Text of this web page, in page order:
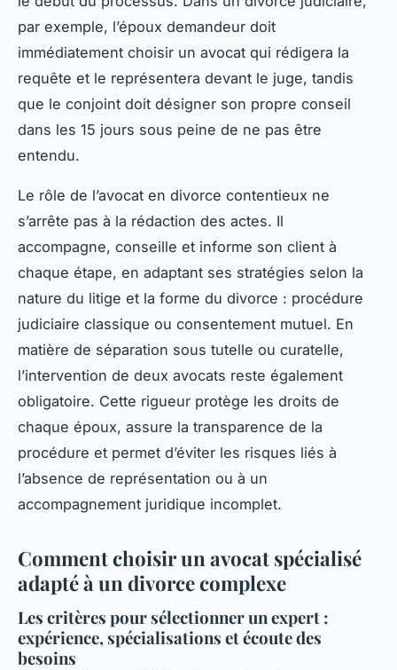
par exemple, l’époux demandeur doit
immédiatement choisir un avocat qui rédigera la
requête et le représentera devant le juge, tandis
que le conjoint doit désigner son propre conseil
dans les 15 jours sous peine de ne pas être
entendu.
Le rôle de l’avocat en divorce contentieux ne
s’arrête pas à la rédaction des actes. Il
accompagne, conseille et informe son client à
chaque étape, en adaptant ses stratégies selon la
nature du litige et la forme du divorce : procédure
judiciaire classique ou consentement mutuel. En
matière de séparation sous tutelle ou curatelle,
l’intervention de deux avocats reste également
obligatoire. Cette rigueur protège les droits de
chaque époux, assure la transparence de la
procédure et permet d’éviter les risques liés à
l’absence de représentation ou à un
accompagnement juridique incomplet.
Comment choisir un avocat spécialisé
adapté à un divorce complexe
Les critères pour sélectionner un expert :
expérience, spécialisations et écoute des
besoins